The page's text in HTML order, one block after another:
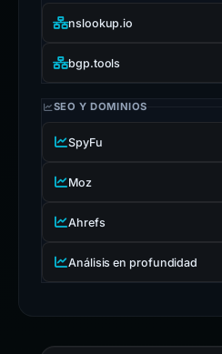
nslookup.io
bgp.tools
SEO Y DOMINIOS
SpyFu
Moz
Ahrefs
Análisis en profundidad